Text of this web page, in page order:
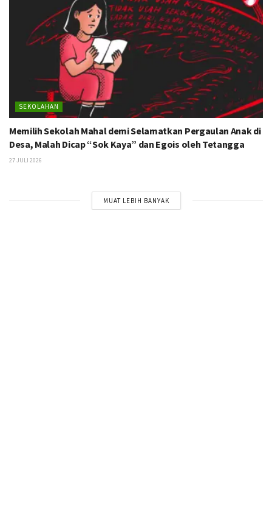
SEKOLAHAN
Memilih Sekolah Mahal demi Selamatkan Pergaulan Anak di
Desa, Malah Dicap “Sok Kaya” dan Egois oleh Tetangga
27 JULI 2026
MUAT LEBIH BANYAK